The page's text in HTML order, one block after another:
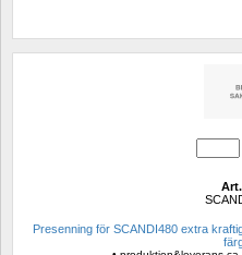
Presenning för SCANDI480 extra